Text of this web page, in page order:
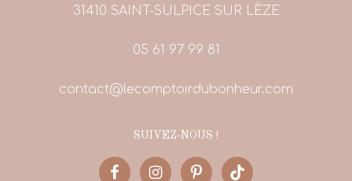
31410 SAINT-SULPICE SUR LÈZE
05 61 97 99 81
contact@lecomptoirdubonheur.com
SUIVEZ-NOUS !